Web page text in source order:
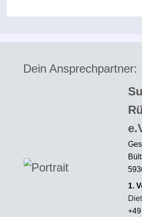
Dein Ansprechpartner:
1.